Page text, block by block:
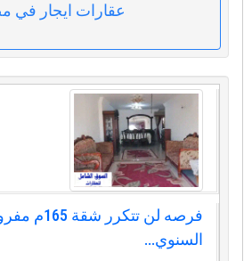
عقارات ايجار في
فرصه لن تتكرر
السنوي...